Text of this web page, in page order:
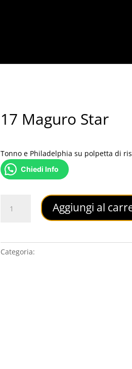
17 Maguro Star
Tonno e Philadelphia su polpetta di
Chiedi Info
Maguro
Aggiungi al
Categoria: